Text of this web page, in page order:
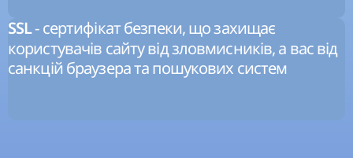
SSL- сертифікат безпеки, що захищає
користувачів сайту від зловмисників, а вас від
санкцій браузера та пошукових систем